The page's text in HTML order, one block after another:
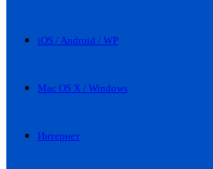
iOS / Android / WP
Mac OS X / Windows
Интернет